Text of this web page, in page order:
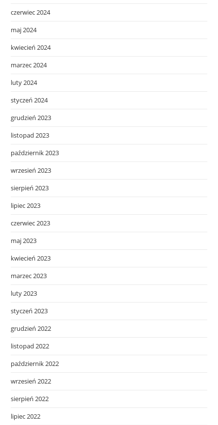
czerwiec 2024
maj 2024
kwiecień 2024
marzec 2024
luty 2024
styczeń 2024
grudzień 2023
listopad 2023
październik 2023
wrzesień 2023
sierpień 2023
lipiec 2023
czerwiec 2023
maj 2023
kwiecień 2023
marzec 2023
luty 2023
styczeń 2023
grudzień 2022
listopad 2022
październik 2022
wrzesień 2022
sierpień 2022
lipiec 2022